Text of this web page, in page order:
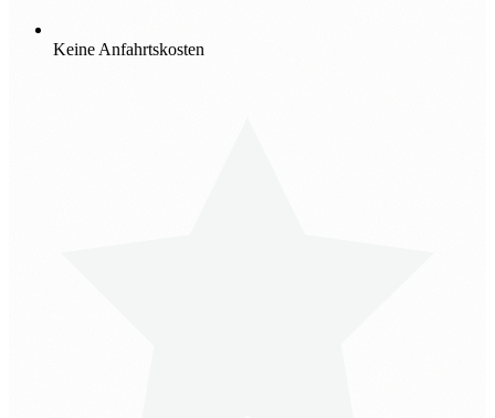
Keine Anfahrtskosten